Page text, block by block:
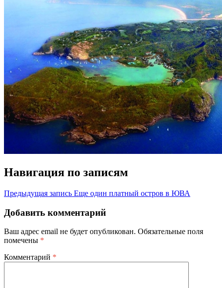
Навигация по записям
Предыдущая запись Еще один платный остров в ЮВА
Добавить комментарий
Ваш адрес email не будет опубликован. Обязательные поля
помечены *
Комментарий *